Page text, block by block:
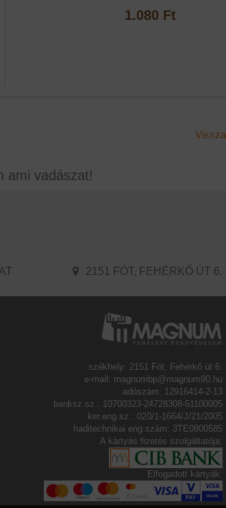
1.080 Ft
Vissza
ami vadászat!
2151 FÓT, FEHÉRKŐ ÚT 6.
székhely: 2151 Fót, Fehérkő út 6.
e-mail: magnumbp@magnum90.hu
adószám: 12916414-2-13
banksz.sz.: 10700323-24728308-51100005
ker.eng.sz.: 020/1-1664/J/21/2005
haditechnikai eng.szám: 3TE0800585
A kártyás fizetés szolgáltatója:
Elfogadott kártyák: